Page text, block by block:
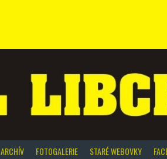
ARCHÍV FOTOGALERIE STARÉ WEBOVKY